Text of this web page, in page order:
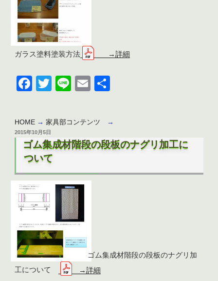
ガラス塗料塗装方法 →詳細
F
e
b
o
o
k
T
tt
er
Li
E
HOME → 家具部コンテンツ →
投
2015年10月5日
ゴム集成材階段の段板のナグリ加工に
ついて
ゴム集成材階段の段板のナグリ加
工について
→詳細